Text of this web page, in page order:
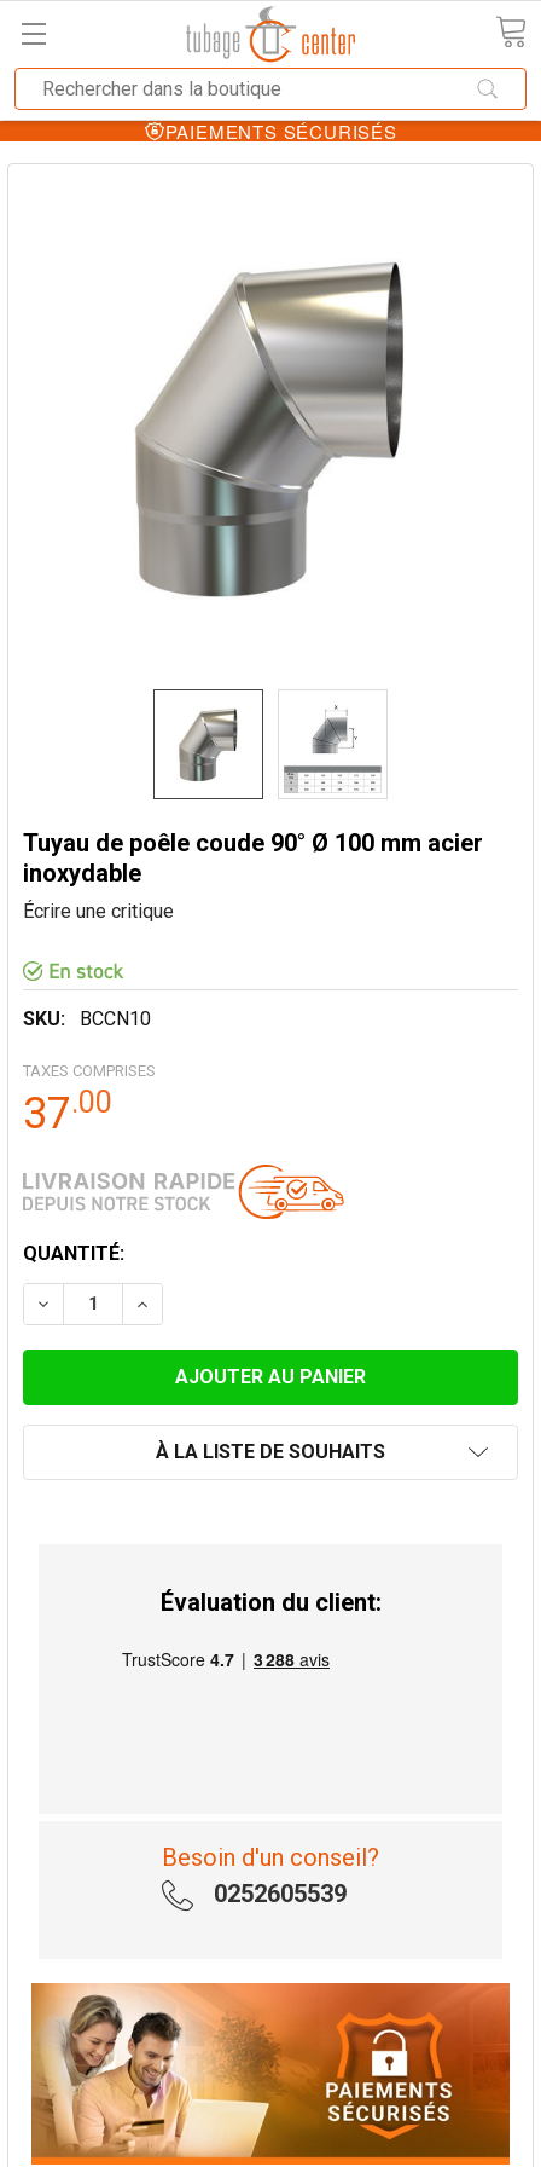
PAIEMENTS SÉCURISÉS
Tuyau de poêle coude 90° Ø 100 mm acier
inoxydable
Écrire une critique
SKU: BCCN10
TAXES COMPRISES
37.00
STOCK
ACTUEL:
QUANTITÉ:
DIMINUER LA QUANTITÉ DE TUYAU DE POÊLE COUDE
AUGMENTER LA QUANTITÉ DE TUYAU DE
À LA LISTE DE SOUHAITS
Évaluation du client:
Besoin d'un conseil?
0252605539